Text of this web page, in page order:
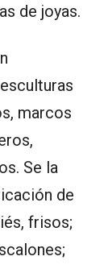
de joyas.
marcos
Se la
de
frisos;